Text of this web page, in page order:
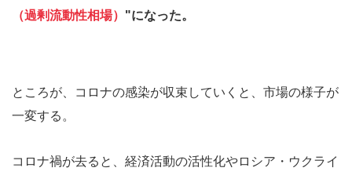
（過剰流動性相場） "になった。
ところが、コロナの感染が収束していくと、市場の様子が
一変する。
コロナ禍が去ると、経済活動の活性化やロシア・ウクライ